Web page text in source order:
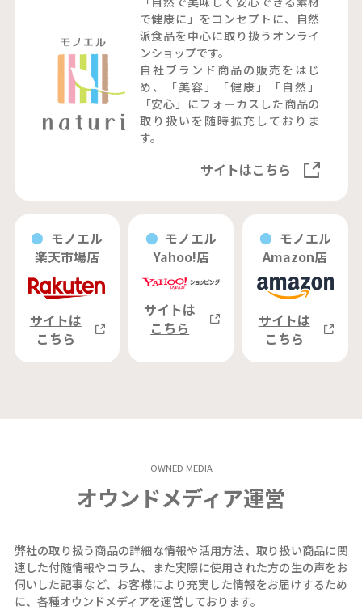
で健康に」をコンセプトに、自然
派食品を中心に取り扱うオンライ
ンショップです。
自社ブランド商品の販売をはじ
め、「美容」「健康」「自然」
「安心」にフォーカスした商品の
取り扱いを随時拡充しておりま
す。
サイトはこちら
モノエル
楽天市場店
サイトは
こちら
モノエル
Yahoo!店
サイトは
こちら
モノエル
Amazon店
サイトは
こちら
OWNED MEDIA
オウンドメディア運営
弊社の取り扱う商品の詳細な情報や活用方法、取り扱い商品に関
連した付随情報やコラム、また実際に使用された方の生の声をお
伺いした記事など、お客様により充実した情報をお届けするため
に、各種オウンドメディアを運営しております。